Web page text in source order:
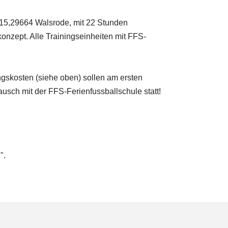
Walsrode, mit 22 Stunden
Alle Trainingseinheiten mit FFS-
(siehe oben) sollen am ersten
mit der FFS-Ferienfussballschule statt!